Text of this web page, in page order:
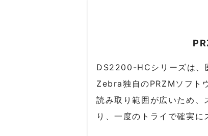
DS2200-HCシリーズは、
Zebra独自のPRZMソフト
読み取り範囲が広いため
り、一度のトライで確実